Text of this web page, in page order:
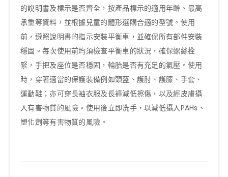
的說明書及標示是否齊全，按產品標示的適用年齡、最高
承重等資料，並根據兒童的體形選購合適的型號。使用
前，遵照說明書的指示安裝平衡車，並確保所有部件安裝
穩固。每次使用前均須檢查平衡車的狀況，確保螺絲栓
緊，手把及座位是否穩固，輪胎是否有充足的氣壓。使用
時，穿著適當的保護裝備例如頭盔、護肘、護膝、手套、
運動鞋；亦可穿長袖衣服及長褲減低擦傷，以及經皮膚攝
入有害物質的風險。使用後立即洗手，以減低攝入PAHs、
塑化劑等有害物質的風險。